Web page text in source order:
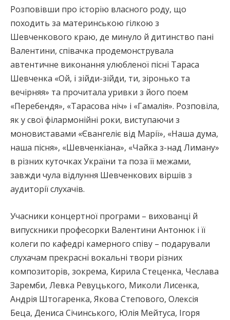
Розповівши про історію власного роду, що
походить за материнською гілкою з
Шевченкового краю, де минуло й дитинство пані
Валентини, співачка продемонструвала
автентичне виконання улюбленої пісні Тараса
Шевченка «Ой, і зійди-зійди, ти, зіронько та
вечірняя» та прочитала уривки з його поем
«Перебендя», «Тарасова ніч» і «Гамалія». Розповіла,
як у свої філармонійні роки, виступаючи з
моновиставами «Євангеліє від Марії», «Наша дума,
наша пісня», «Шевченкіана», «Чайка з-над Лиману»
в різних куточках України та поза її межами,
завжди чула відлуння Шевченкових віршів з
аудиторії слухачів.
Учасники концертної програми – вихованці й
випускники професорки Валентини Антонюк і її
колеги по кафедрі камерного співу – подарували
слухачам прекрасні вокальні твори різних
композиторів, зокрема, Кирила Стеценка, Чеслава
Заремби, Левка Ревуцького, Миколи Лисенка,
Андрія Штогаренка, Якова Степового, Олексія
Беца, Дениса Січинського, Юлія Мейтуса, Ігоря